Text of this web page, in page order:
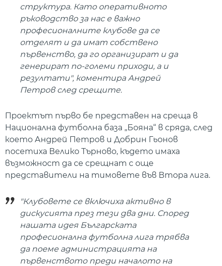
структура. Като оперативното
ръководство за нас е важно
професионалните клубове да се
отделят и да имат собствено
първенство, да го организират и да
генерират по-големи приходи, а и
резултати", коментира Андрей
Петров след срещите.
Проектът първо бе представен на среща в
Национална футболна база „Бояна“ в сряда, след
което Андрей Петров и Добрин Гьонов
посетиха Велико Търново, където имаха
възможност да се срещнат с още
представители на тимовете във Втора лига.
"Клубовете се включиха активно в
дискусията през тези два дни. Според
нашата идея Българската
професионална футболна лига трябва
да поеме администрацията на
първенството преди началото на